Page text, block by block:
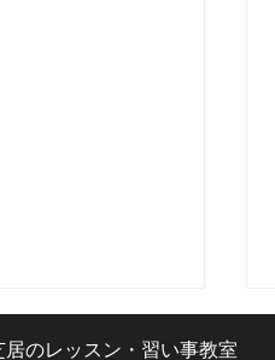
のレッスン・習い事教室